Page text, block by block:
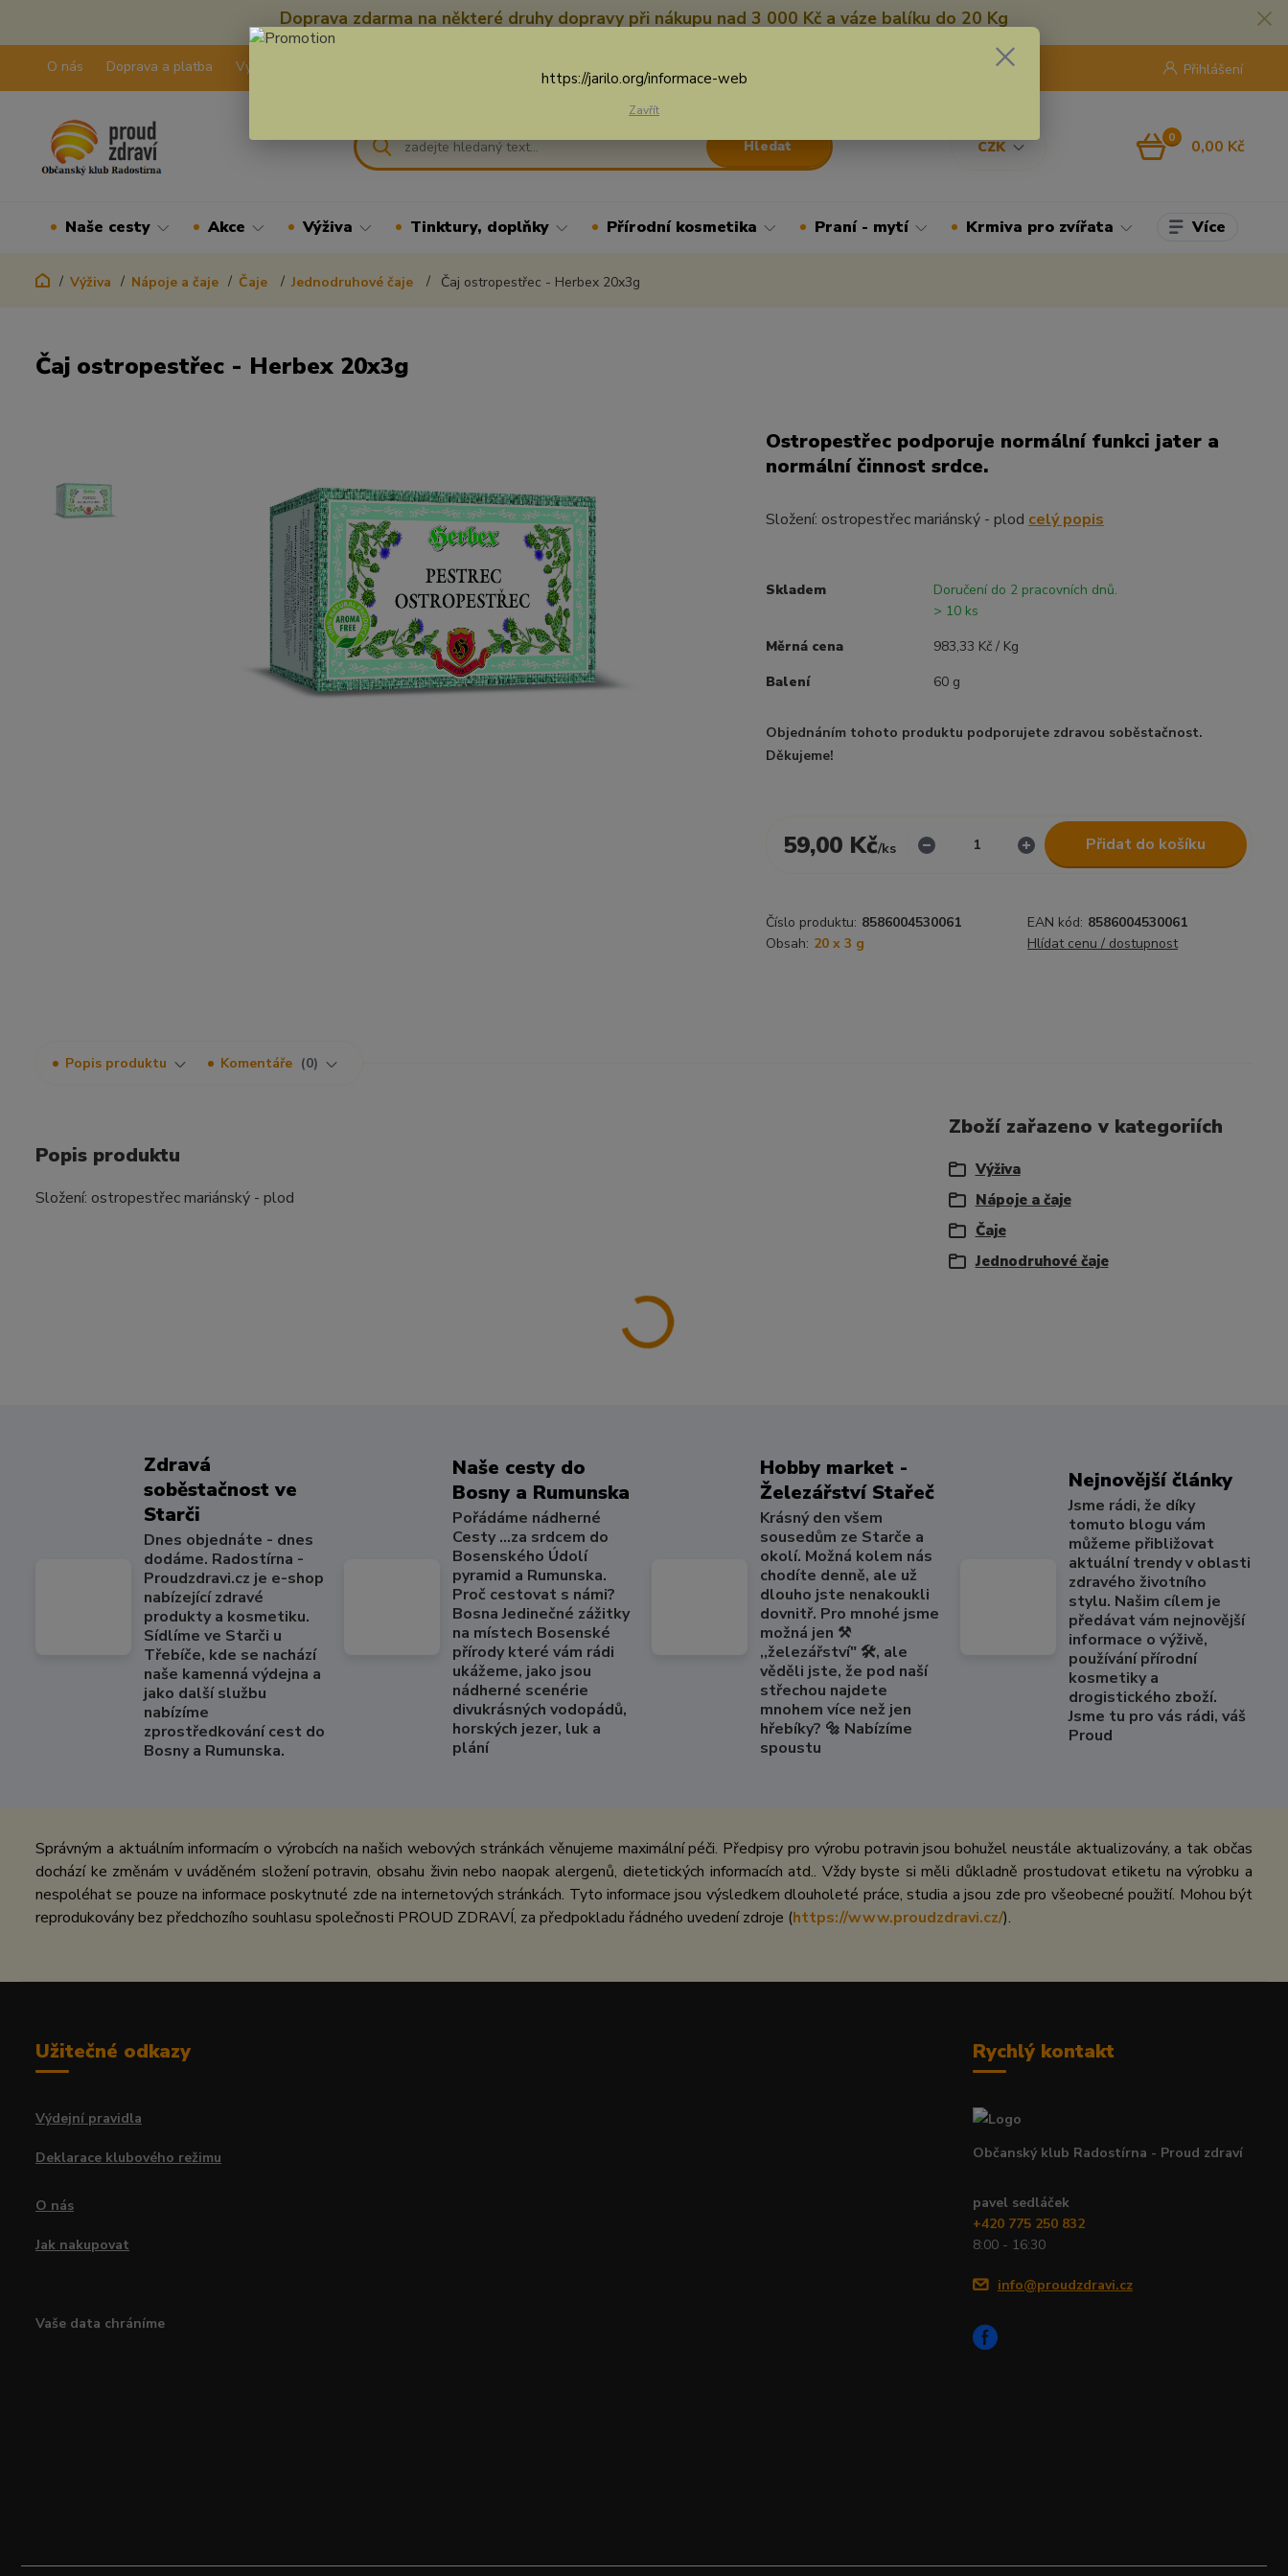
Doprava zdarma na některé druhy dopravy při nákupu nad 3 000 Kč a váze balíku do 20 Kg
O nás Doprava a platba Výdejní pravidla
CZK
Přihlášení
Hledat
8:00 - 16:30
0 0,00 Kč
Naše cesty Akce Výživa Tinktury, doplňky Přírodní kosmetika Praní - mytí Krmiva pro zvířata Více
Výživa Nápoje a čaje Čaje Jednodruhové čaje Čaj ostropestřec - Herbex 20x3g
Čaj ostropestřec - Herbex 20x3g
Ostropestřec podporuje normální funkci jater a
normální činnost srdce.
Složení: ostropestřec mariánský - plod celý popis
Skladem
Doručení do 2 pracovních dnů.
> 10 ks
Měrná cena
983,33 Kč / Kg
Balení
60 g
Objednáním tohoto produktu podporujete zdravou soběstačnost.
Děkujeme!
59,00 Kč/ks Přidat do košíku
Číslo produktu: 8586004530061 EAN kód: 8586004530061
Obsah: 20 x 3 g Hlídat cenu / dostupnost
Popis produktu Komentáře 0
Popis produktu
Složení: ostropestřec mariánský - plod
Zboží zařazeno v kategoriích
Výživa
Nápoje a čaje
Čaje
Jednodruhové čaje
Zdravá
soběstačnost ve
Starči
Dnes objednáte - dnes
dodáme. Radostírna -
Proudzdravi.cz je e-shop
nabízející zdravé
produkty a kosmetiku.
Sídlíme ve Starči u
Třebíče, kde se nachází
naše kamenná výdejna a
jako další službu
nabízíme
zprostředkování cest do
Bosny a Rumunska.
Naše cesty do
Bosny a Rumunska
Pořádáme nádherné
Cesty ...za srdcem do
Bosenského Údolí
pyramid a Rumunska.
Proč cestovat s námi?
Bosna Jedinečné zážitky
na místech Bosenské
přírody které vám rádi
ukážeme, jako jsou
nádherné scenérie
divukrásných vodopádů,
horských jezer, luk a
plání
Hobby market -
Železářství Stařeč
Krásný den všem
sousedům ze Starče a
okolí. Možná kolem nás
chodíte denně, ale už
dlouho jste nenakoukli
dovnitř. Pro mnohé jsme
možná jen ⚒️
,,železářství" 🛠️, ale
věděli jste, že pod naší
střechou najdete
mnohem více než jen
hřebíky? 🔩 Nabízíme
spoustu
Nejnovější články
Jsme rádi, že díky
tomuto blogu vám
můžeme přibližovat
aktuální trendy v oblasti
zdravého životního
stylu. Našim cílem je
předávat vám nejnovější
informace o výživě,
používání přírodní
kosmetiky a
drogistického zboží.
Jsme tu pro vás rádi, váš
Proud
Správným a aktuálním informacím o výrobcích na našich webových stránkách věnujeme maximální péči. Předpisy pro výrobu potravin jsou bohužel neustále aktualizovány, a tak občas
dochází ke změnám v uváděném složení potravin, obsahu živin nebo naopak alergenů, dietetických informacích atd.. Vždy byste si měli důkladně prostudovat etiketu na výrobku a
nespoléhat se pouze na informace poskytnuté zde na internetových stránkách. Tyto informace jsou výsledkem dlouholeté práce, studia a jsou zde pro všeobecné použití. Mohou být
reprodukovány bez předchozího souhlasu společnosti PROUD ZDRAVÍ, za předpokladu řádného uvedení zdroje (https://www.proudzdravi.cz/).
Užitečné odkazy
Výdejní pravidla
Deklarace klubového režimu
O nás
Jak nakupovat
Vaše data chráníme
Rychlý kontakt
Občanský klub Radostírna - Proud zdraví
pavel sedláček
+420 775 250 832
8:00 - 16:30
info@proudzdravi.cz
https://jarilo.org/informace-web
Zavřít